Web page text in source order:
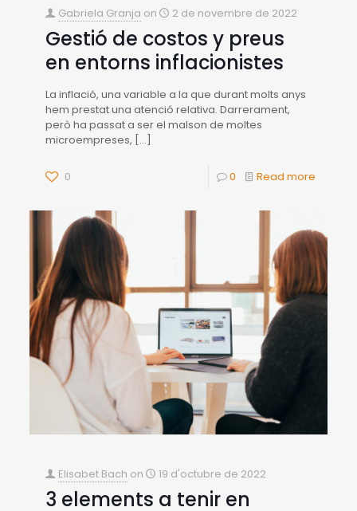
Gabriela Granja on 2 de novembre de 2022
Gestió de costos y preus
en entorns inflacionistes
La inflació, una variable a la que durant molts anys
hem prestat una atenció relativa. Darrerament,
però ha passat a ser el malson de moltes
microempreses, […]
0 0 Read more
Elisabet Bach on 19 d'octubre de 2022
3 elements a tenir en